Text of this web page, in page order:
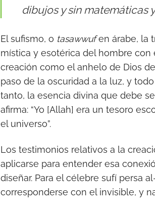
dibujos y sin matemáticas
El sufismo, o tasawwufen árabe, la
mística y esotérica del hombre
creación como el anhelo de Dios
paso de la oscuridad a la luz, y
tanto, la esencia divina que debe
afirma: “Yo [Allah] era un tesoro
el universo”.
Los testimonios relativos a la
aplicarse para entender esa
diseñar. Para el célebre sufí persa
corresponderse con el invisible, y